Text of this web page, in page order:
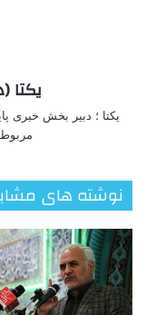
یکتا
یکتا ؛ دبیر بخش خبری
نوشته های